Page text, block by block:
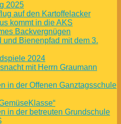
2025
auf den Kartoffelacker
kommt in die AKS
Backvergnügen
und Bienenpfad mit dem 3.
2024
mit Herrn Graumann
in der Offenen Ganztagsschule
in der betreuten Grundschule